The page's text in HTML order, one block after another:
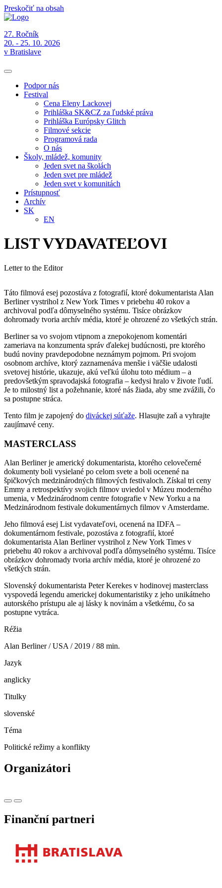
Preskočiť na obsah
27. Ročník
20. - 25. 10. 2026
v Bratislave
Podpor nás
Festival
Cena Eleny Lackovej
Prihláška SK&CZ za ľudské práva
Prihláška Európsky Glitch
Filmové sekcie
Programová rada
O nás
Školy, mládež, komunity
Jeden svet na školách
Jeden svet pre mládež
Jeden svet v komunitách
Prístupnosť
Archív
SK
EN
LIST VYDAVATEĽOVI
Letter to the Editor
Táto filmová esej pozostáva z fotografií, ktoré dokumentarista Alan
Berliner vystrihol z New York Times v priebehu 40 rokov a
archivoval podľa dômyselného systému. Tisíce obrázkov
dohromady tvoria archív média, ktoré je ohrozené zo všetkých strán.
Berliner sa vo svojom vtipnom a znepokojenom komentári
zameriava na konzumenta správ ďalekej budúcnosti, pre ktorého
budú noviny pravdepodobne neznámym pojmom. Pri svojom
osobnom archíve, ktorý zaznamenáva menšie i väčšie udalosti
svetovej histórie, ukazuje, akú veľkú úlohu toto médium – a
predovšetkým spravodajská fotografia – kedysi hralo v živote ľudí.
Je to milostný list a požehnanie, ktoré nás žiada, aby sme zvážili, čo
sa postupne stráca.
Tento film je zapojený do diváckej súťaže. Hlasujte zaň a vyhrajte
zaujímavé ceny.
MASTERCLASS
Alan Berliner je americký dokumentarista, ktorého celovečerné
dokumenty boli vysielané po celom svete a boli ocenené na
špičkových medzinárodných filmových festivaloch. Získal tri ceny
Emmy a retrospektívy svojich filmov uviedol v Múzeu moderného
umenia, v Medzinárodnom centre fotografie v New Yorku a na
Medzinárodnom festivale dokumentárnych filmov v Amsterdame.
Jeho filmová esej List vydavateľovi, ocenená na IDFA –
dokumentárnom festivale, pozostáva z fotografií, ktoré
dokumentarista Alan Berliner vystrihol z New York Times v
priebehu 40 rokov a archivoval podľa dômyselného systému. Tisíce
obrázkov dohromady tvoria archív média, ktoré je ohrozené zo
všetkých strán.
Slovenský dokumentarista Peter Kerekes v hodinovej masterclass
vyspovedá legendu americkej dokumentaristiky z jeho unikátneho
autorského prístupu ale aj lásky k novinám a všetkému, čo sa
postupne vytráca.
Réžia
Alan Berliner / USA / 2019 / 88 min.
Jazyk
anglicky
Titulky
slovenské
Téma
Politické režimy a konflikty
Organizátori
Finanční partneri